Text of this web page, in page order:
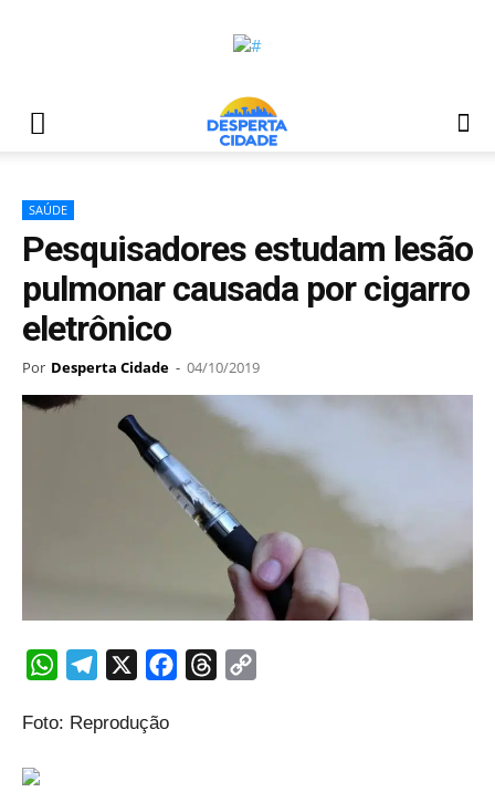
SAÚDE
Pesquisadores estudam lesão
pulmonar causada por cigarro
eletrônico
Por Desperta Cidade - 04/10/2019
WhatsAppTelegram FacebookThreads
Foto: Reprodução